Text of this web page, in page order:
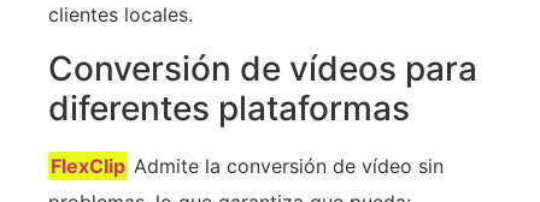
clientes locales.
Conversión de vídeos para
diferentes plataformas
FlexClip Admite la conversión de vídeo sin